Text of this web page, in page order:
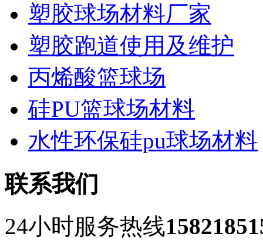
塑胶球场材料厂家
塑胶跑道使用及维护
丙烯酸篮球场
硅PU篮球场材料
水性环保硅pu球场材料
联系我们
24小时服务热线